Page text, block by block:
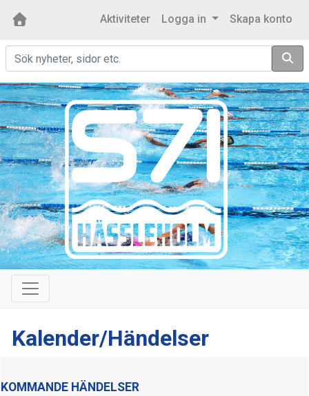
Aktiviteter Logga in Skapa konto
Sök
KOMMANDE HÄNDELSER
Kalender/Händelser